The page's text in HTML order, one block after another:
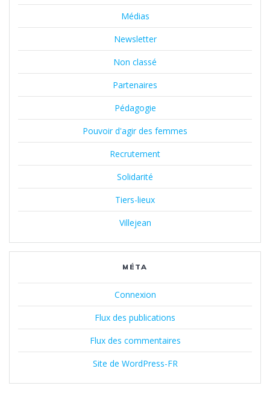
Médias
Newsletter
Non classé
Partenaires
Pédagogie
Pouvoir d'agir des femmes
Recrutement
Solidarité
Tiers-lieux
Villejean
MÉTA
Connexion
Flux des publications
Flux des commentaires
Site de WordPress-FR